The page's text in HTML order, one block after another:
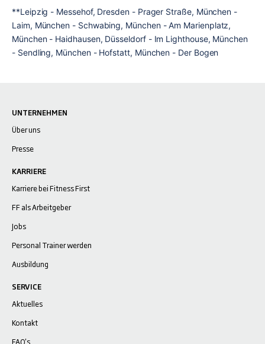
**Leipzig - Messehof, Dresden - Prager Straße, München -
Laim, München - Schwabing, München - Am Marienplatz,
München - Haidhausen, Düsseldorf - Im Lighthouse, München
- Sendling, München - Hofstatt, München - Der Bogen
UNTERNEHMEN
Über uns
Presse
KARRIERE
Karriere bei Fitness First
FF als Arbeitgeber
Jobs
Personal Trainer werden
Ausbildung
SERVICE
Aktuelles
Kontakt
FAQ's